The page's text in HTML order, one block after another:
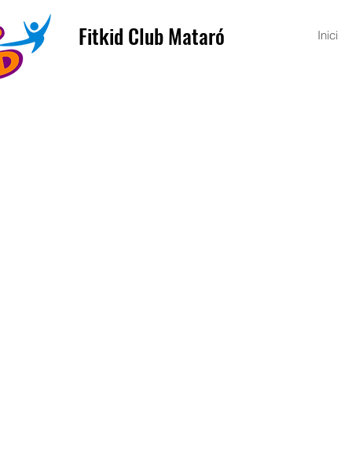
Inici
Fitkid Club Mataró